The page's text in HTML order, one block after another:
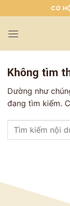
To
Content
CƠ
Không tìm
Dường như
đang tìm kiếm.